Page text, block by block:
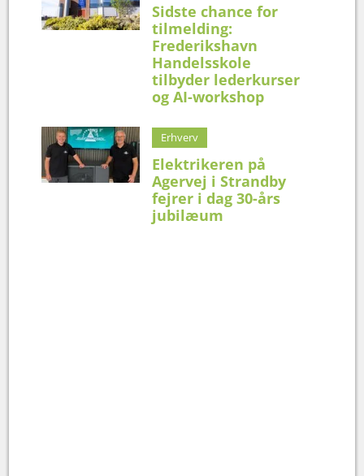
Sidste chance for
tilmelding:
Frederikshavn
Handelsskole
tilbyder lederkurser
og AI-workshop
Erhverv
Elektrikeren på
Agervej i Strandby
fejrer i dag 30-års
jubilæum